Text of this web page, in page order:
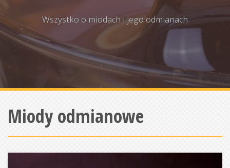
Wszystko o miodach i jego odmianach
Miody odmianowe